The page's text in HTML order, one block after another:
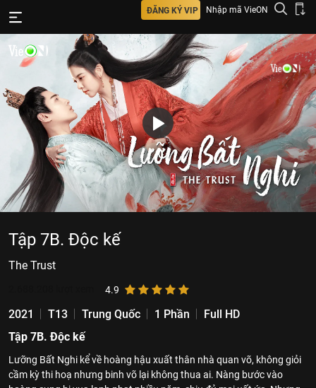
ĐĂNG KÝ VIP Nhập mã VieON
Tập 7B. Độc kế
The Trust
4.9
2021 T13 Trung Quốc 1 Phần
Full HD
Tập 7B. Độc kế
Lưỡng Bất Nghi kể về hoàng hậu xuất thân nhà quan võ, không giỏi
cầm kỳ thi hoạ nhưng binh võ lại không thua ai. Nàng bước vào